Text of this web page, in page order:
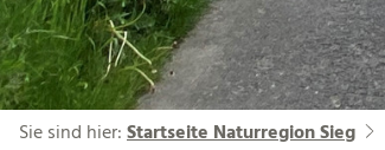
Sie sind hier:Startseite Naturregion Sieg